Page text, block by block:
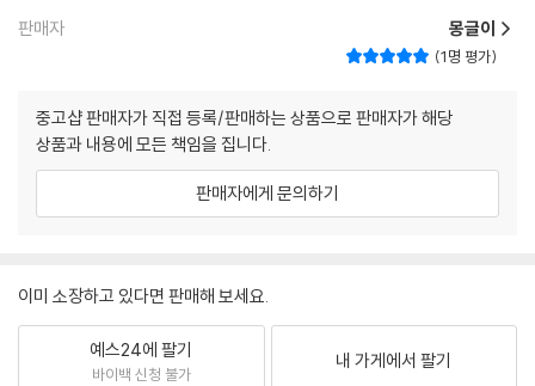
판매자 몽글이
1명 평가
중고샵 판매자가 직접 등록/판매하는 상품으로 판매자가 해당
상품과 내용에 모든 책임을 집니다.
판매자에게 문의하기
이미 소장하고 있다면 판매해 보세요.
예스24에 팔기
바이백 신청 불가
내 가게에서 팔기